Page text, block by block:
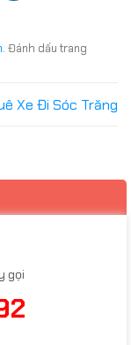
. Đánh dấu trang
Xe Đi Sóc Trăng
gọi